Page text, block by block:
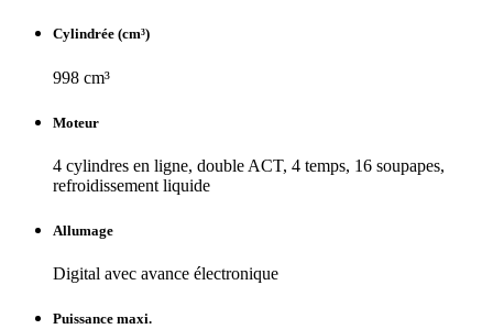
Cylindrée (cm³)
998 cm³
Moteur
4 cylindres en ligne, double ACT, 4 temps, 16 soupapes,
refroidissement liquide
Allumage
Digital avec avance électronique
Puissance maxi.